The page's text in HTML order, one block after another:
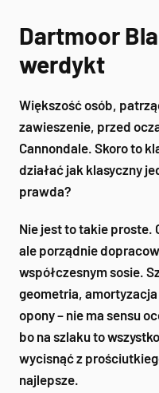
Dartmoor
werdykt
Większość osób,
zawieszenie, przed
Cannondale. Skoro to
działać jak klasyczny
prawda?
Nie jest to takie proste.
ale porządnie
współczesnym sosie.
geometria,
opony – nie ma sensu
bo na szlaku to
wycisnąć z
najlepsze.